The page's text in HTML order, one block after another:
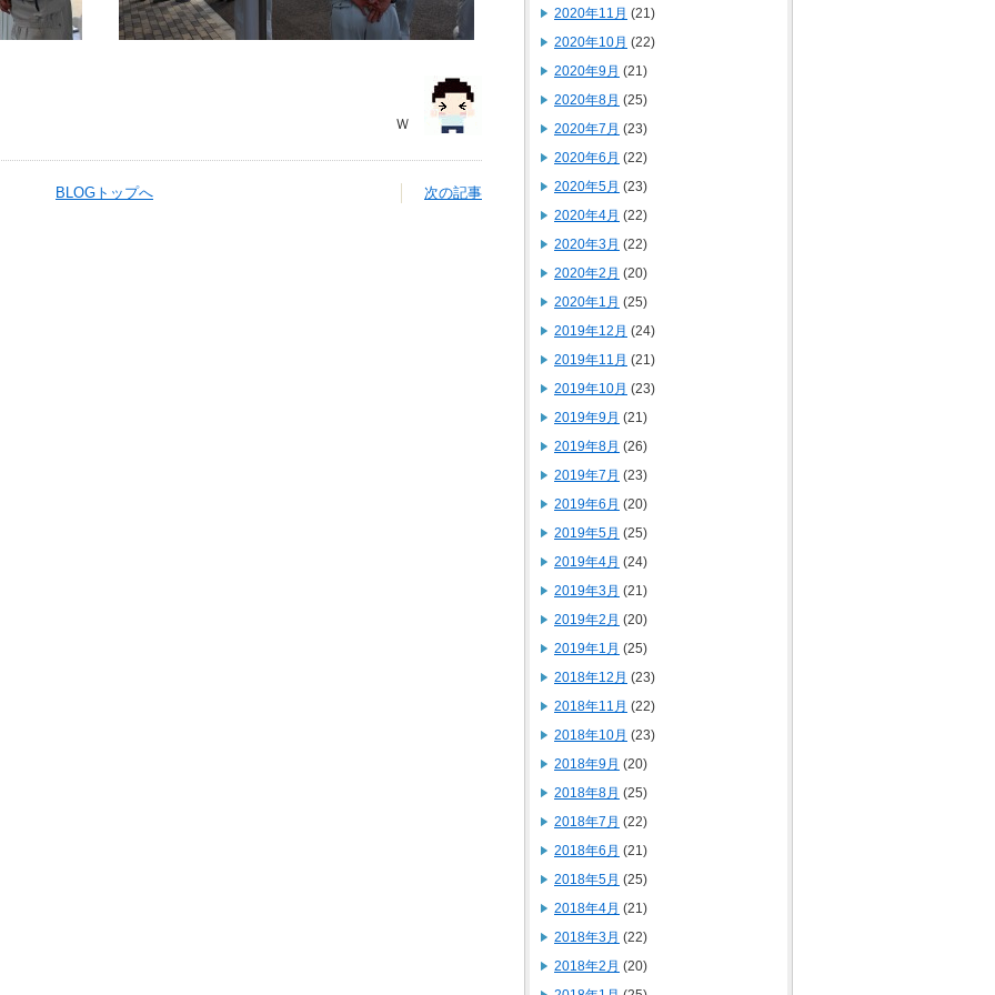
Ｗ
BLOGトップへ 次の記事
2020年11月 (21)
2020年10月 (22)
2020年9月 (21)
2020年8月 (25)
2020年7月 (23)
2020年6月 (22)
2020年5月 (23)
2020年4月 (22)
2020年3月 (22)
2020年2月 (20)
2020年1月 (25)
2019年12月 (24)
2019年11月 (21)
2019年10月 (23)
2019年9月 (21)
2019年8月 (26)
2019年7月 (23)
2019年6月 (20)
2019年5月 (25)
2019年4月 (24)
2019年3月 (21)
2019年2月 (20)
2019年1月 (25)
2018年12月 (23)
2018年11月 (22)
2018年10月 (23)
2018年9月 (20)
2018年8月 (25)
2018年7月 (22)
2018年6月 (21)
2018年5月 (25)
2018年4月 (21)
2018年3月 (22)
2018年2月 (20)